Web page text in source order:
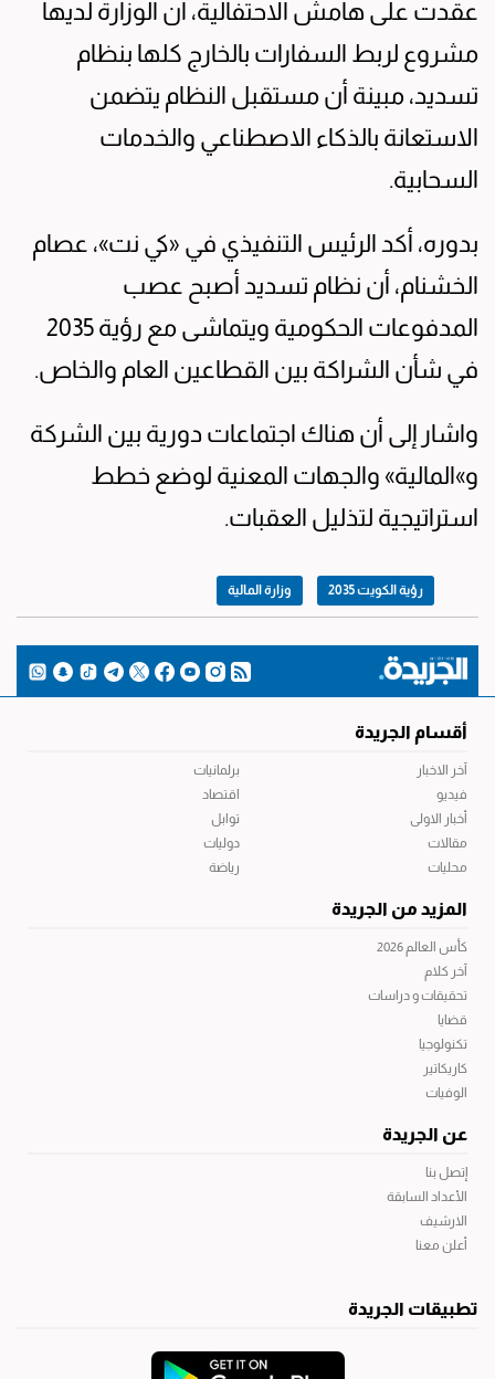
عقدت على هامش الاحتفالية، أن الوزارة لديها
مشروع لربط السفارات بالخارج كلها بنظام
تسديد، مبينة أن مستقبل النظام يتضمن
الاستعانة بالذكاء الاصطناعي والخدمات
السحابية.
بدوره، أكد الرئيس التنفيذي في «كي نت»، عصام
الخشنام، أن نظام تسديد أصبح عصب
المدفوعات الحكومية ويتماشى مع رؤية 2035
في شأن الشراكة بين القطاعين العام والخاص.
واشار إلى أن هناك اجتماعات دورية بين الشركة
و»المالية» والجهات المعنية لوضع خطط
استراتيجية لتذليل العقبات.
رؤية الكويت 2035 وزارة المالية
أقسام الجريدة
آخر الاخبار
فيديو
أخبار الاولى
مقالات
محليات
برلمانيات
اقتصاد
توابل
دوليات
رياضة
المزيد من الجريدة
كأس العالم 2026
آخر كلام
تحقيقات و دراسات
قضايا
تكنولوجيا
كاريكاتير
الوفيات
عن الجريدة
إتصل بنا
الأعداد السابقة
الارشيف
أعلن معنا
تطبيقات الجريدة